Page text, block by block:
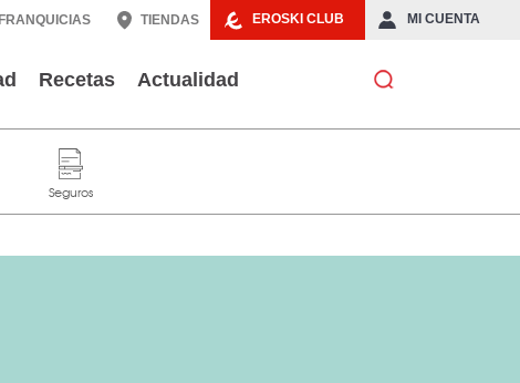
EROSKI CLUB MI CUENTA
FRANQUICIAS TIENDAS
Recetas Actualidad